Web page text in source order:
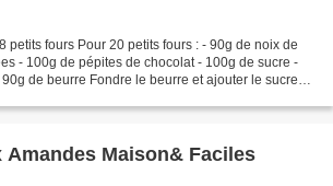
petits fours Pour 20 petits fours : - 90g de noix de
- 100g de pépites de chocolat - 100g de sucre -
de beurre Fondre le beurre et ajouter le sucre
Maison& Faciles